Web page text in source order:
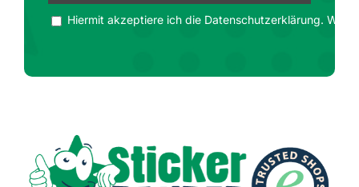
Hiermit akzeptiere ich die Datenschutzerklärung. Wir